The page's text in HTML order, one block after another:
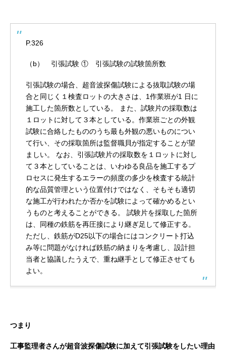
P.326
（b） 引張試験 ① 引張試験の試験箇所数
引張試験の場合、超音波探傷試験による抜取試験の場
合と同じく１検査ロットの大きさは、1作業班が1 日に
施工した箇所数としている。
また、試験片の採取数は
１ロットに対して３本としている。作業班ごとの外観
試験に合絡したもののうち最も外観の悪いものについ
て行い、その採取箇所は監督職貝が指定することが望
ましい。
なお、引張試験片の採取数を１ロットに対し
て３本としていることは、いわゆる良品を施工するプ
ロセスに発生するエラーの頻度の多少を検査する統計
的な品質管理という位置付けではなく、そもそも適切
な施工が行われたか否かを試験によって確かめるとい
うものと考えることができる。
試験片を採取した箇所
は、同種の鉄筋を再圧接により継ぎ足して修正する。
ただし、鉄筋がD25以下の場合にはコンクリート打込
み等に問題がなければ鉄筋の納まりを考慮し、設計担
当者と協議したうえで、重ね継手として修正させても
よい。
つまり
工事監理者さんが超音波探傷試験に加えて引張試験をしたい理由